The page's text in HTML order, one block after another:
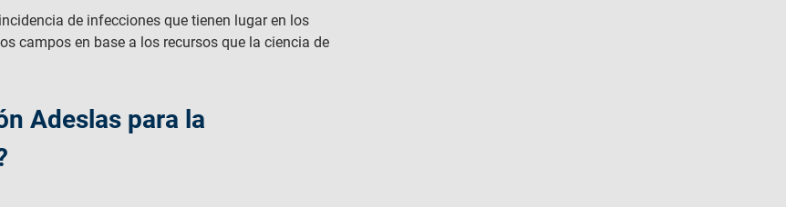
de infecciones que tienen lugar en los
campos en base a los recursos que la ciencia de
Adeslas para la